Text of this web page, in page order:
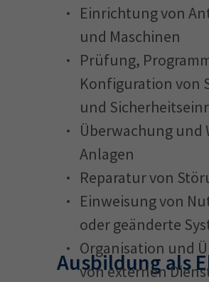
Einrichtung von
und Maschinen
Prüfung,
Konfiguration von
und
Überwachung und
Anlagen
Reparatur von
Einweisung von
oder geänderte
Organisation und
von externen
Ausbildung als